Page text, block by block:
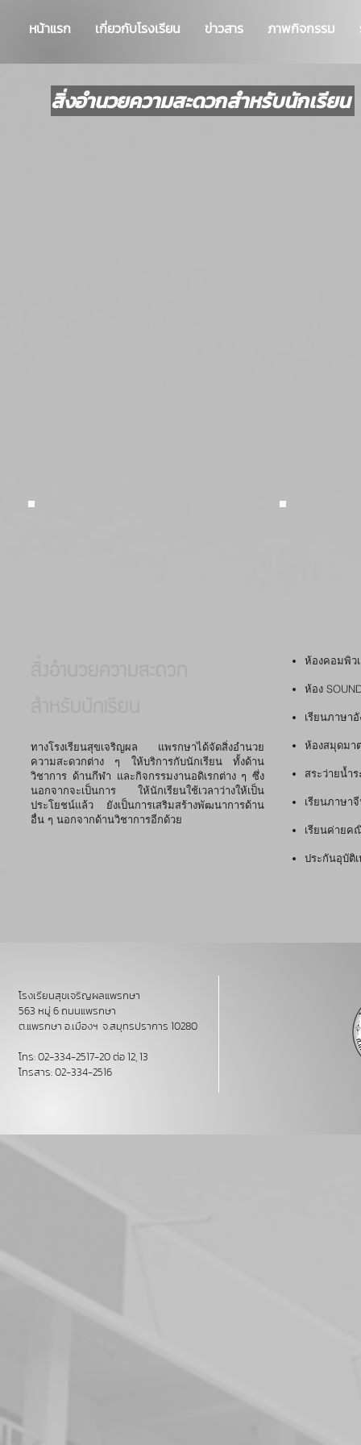
หน้าแรก เกี่ยวกับโรงเรียน ข่าวสาร ภาพกิจกรรม
สิ่งอำนวยความสะดวกสำหรับนักเรียน
ห้องคอมพิว
ห้อง
เรียนภาษา
ห้องสมุดมา
สระว่ายน้ำร
เรียนภาษา
เรียนค่ายค
ประกันอุบัติ
ทางโรงเรียนสุขเจริญผล แพรกษาได้จัดสิ่งอำนวย
ความสะดวกต่าง ๆ ให้บริการกับนักเรียน ทั้งด้าน
วิชาการ ด้านกีฬา และกิจกรรมงานอดิเรกต่าง ๆ ซึ่ง
นอกจากจะเป็นการ ให้นักเรียนใช้เวลาว่างให้เป็น
ประโยชน์แล้ว ยังเป็นการเสริมสร้างพัฒนาการด้าน
อื่น ๆ นอกจากด้านวิชาการอีกด้วย
โรงเรียนสุขเจริญผลแพรกษา
563 หมู่ 6 ถนนแพรกษา
ต.แพรกษา อ.เมืองฯ จ.สมุทรปราการ 10280
โทร: 02-334-2517-20 ต่อ 12, 13
โทรสาร: 02-334-2516